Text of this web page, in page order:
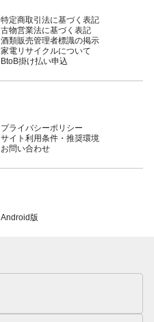
特定商取引法に基づく表記
古物営業法に基づく表記
酒類販売管理者標識の掲示
家電リサイクルについて
BtoB掛け払い申込
プライバシーポリシー
サイト利用条件・推奨環境
お問い合わせ
Android版